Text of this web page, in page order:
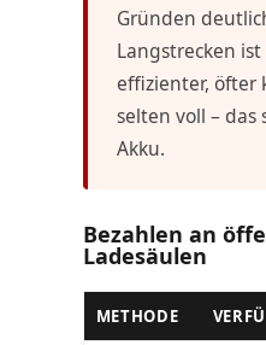
Gründen
Langstrecken
effizienter, öfter
selten voll – das
Akku.
Bezahlen an
Ladesäulen
METHODE